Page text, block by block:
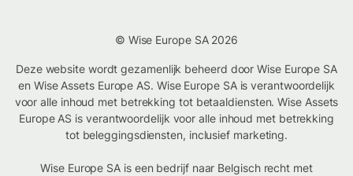
© Wise Europe SA 2026
Deze website wordt gezamenlijk beheerd door Wise Europe SA
en Wise Assets Europe AS. Wise Europe SA is verantwoordelijk
voor alle inhoud met betrekking tot betaaldiensten. Wise Assets
Europe AS is verantwoordelijk voor alle inhoud met betrekking
tot beleggingsdiensten, inclusief marketing.
Wise Europe SA is een bedrijf naar Belgisch recht met